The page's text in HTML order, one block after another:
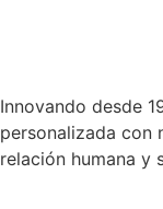
Innovando desde
personalizada con
relación humana y